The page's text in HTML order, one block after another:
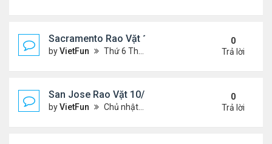
Sacramento Rao Vặt 11/5/21 - 11/12/21
byVietFun Thứ 6 Tháng 11 05, 2021 11:30 am
0
Trả lời
San Jose Rao Vặt 10/29/21 - 11/5/21
byVietFun Chủ nhật Tháng 10 31, 2021 12:19 pm
0
Trả lời